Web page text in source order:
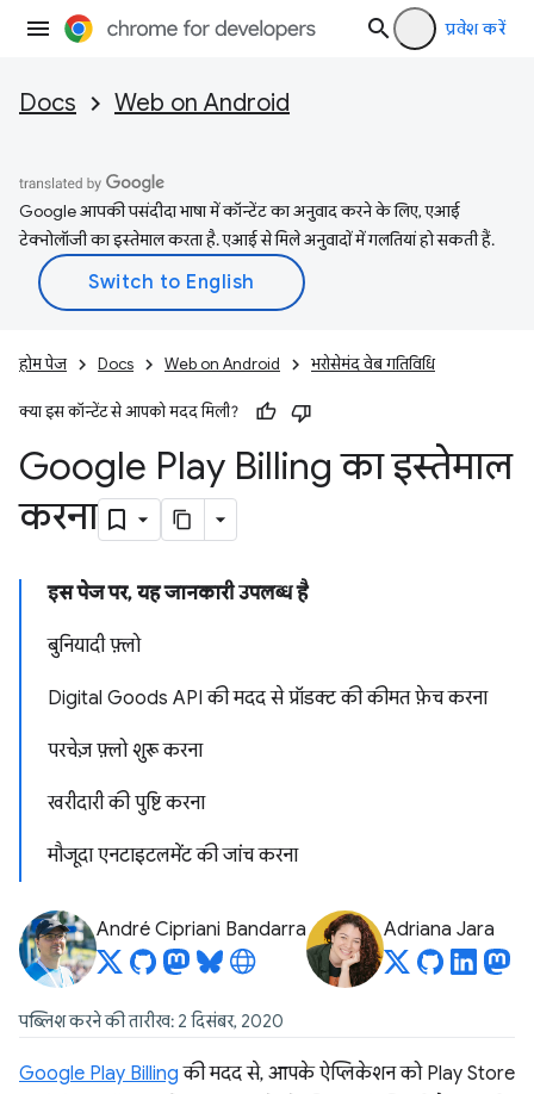
प्रवेश करें
Docs Web on Android
Google आपकी पसंदीदा भाषा में कॉन्टेंट का अनुवाद करने के लिए, एआई
टेक्नोलॉजी का इस्तेमाल करता है. एआई से मिले अनुवादों में गलतियां हो सकती हैं.
होम पेज Docs Web on Android भरोसेमंद वेब गतिविधि
क्या इस कॉन्टेंट से आपको मदद मिली?
Google Play Billing का इस्तेमाल
करना
इस पेज पर, यह जानकारी उपलब्ध है
बुनियादी फ़्लो
Digital Goods API की मदद से प्रॉडक्ट की कीमत फ़ेच करना
परचेज़ फ़्लो शुरू करना
खरीदारी की पुष्टि करना
मौजूदा एनटाइटलमेंट की जांच करना
André Cipriani Bandarra Adriana Jara
पब्लिश करने की तारीख: 2 दिसंबर, 2020
Google Play Billing की मदद से, आपके ऐप्लिकेशन को Play Store